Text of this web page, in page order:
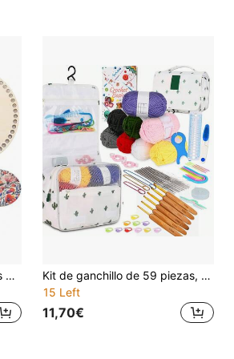
Juego de 5 piezas/10 piezas de bases de madera para cestas de ganchillo, herramientas hechas a mano para proyectos de tejido DIY, adecuado para decoración del hogar y proyectos de bolsas de tejido, base redonda sólida con forro
Kit de ganchillo de 59 piezas, regalo hecho a mano para novio/novia, accesorios para mascotas, kit completo de material DIY para principiantes, herramientas portátiles de tejido de lana, set de ganchillo con lana, herramientas básicas DIY de ganchillo con lana, kit de herramientas hechas a mano para personas mayores, ganchos, bolsa de aseo, multifuncional, principiante
15 Left
11,70€